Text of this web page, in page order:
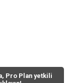
Pro Plan yetkili